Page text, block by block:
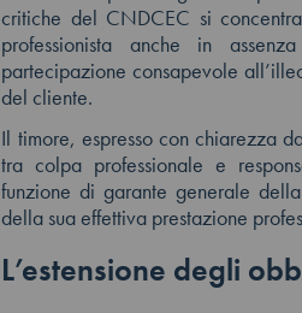
critiche del CNDCEC si
professionista anche in
partecipazione consapevole
del cliente.
Il timore, espresso con chiarezza
tra colpa professionale e
funzione di garante generale
della sua effettiva prestazione
L’estensione degli